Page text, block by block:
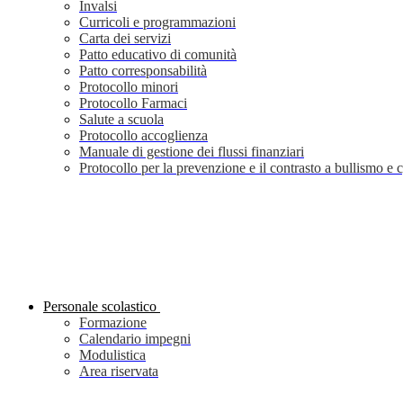
Invalsi
Curricoli e programmazioni
Carta dei servizi
Patto educativo di comunità
Patto corresponsabilità
Protocollo minori
Protocollo Farmaci
Salute a scuola
Protocollo accoglienza
Manuale di gestione dei flussi finanziari
Protocollo per la prevenzione e il contrasto a bullismo e
Personale scolastico
Formazione
Calendario impegni
Modulistica
Area riservata